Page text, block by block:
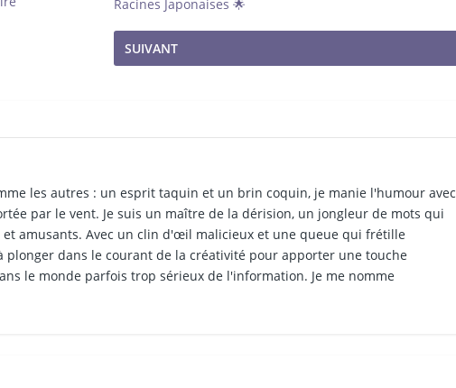
Racines Japonaises 🌟
SUIVANT
les autres : un esprit taquin et un brin coquin, je manie l'humour avec
par le vent. Je suis un maître de la dérision, un jongleur de mots qui
amusants. Avec un clin d'œil malicieux et une queue qui frétille
plonger dans le courant de la créativité pour apporter une touche
le monde parfois trop sérieux de l'information. Je me nomme